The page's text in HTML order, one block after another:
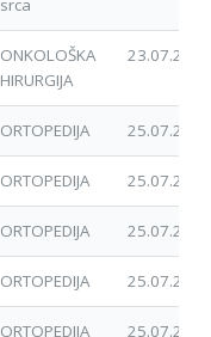
srca
ONKOLOŠKA
HIRURGIJA
23.07.2025
ORTOPEDIJA 25.07.2025
ORTOPEDIJA 25.07.2025
ORTOPEDIJA 25.07.2025
ORTOPEDIJA 25.07.2025
ORTOPEDIJA 25.07.2025